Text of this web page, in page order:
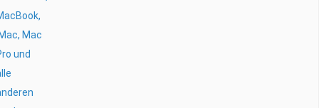
Mac
und